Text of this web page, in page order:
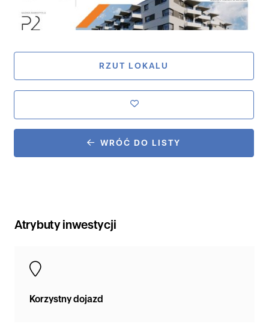
RZUT LOKALU
WRÓĆ DO LISTY
Atrybuty inwestycji
Korzystny dojazd